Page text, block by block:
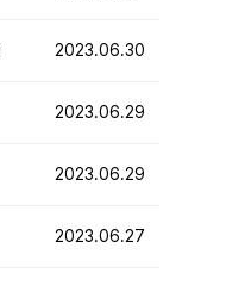
2023.06.30
2023.06.29
2023.06.29
2023.06.27